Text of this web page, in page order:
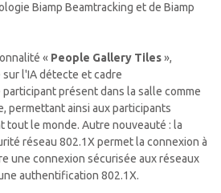
Biamp Beamtracking et de Biamp
« People Gallery Tiles»,
l'IA détecte et cadre
présent dans la salle comme
permettant ainsi aux participants
tout le monde. Autre nouveauté : la
réseau 802.1X permet la connexion à
une connexion sécurisée aux réseaux
authentification 802.1X.